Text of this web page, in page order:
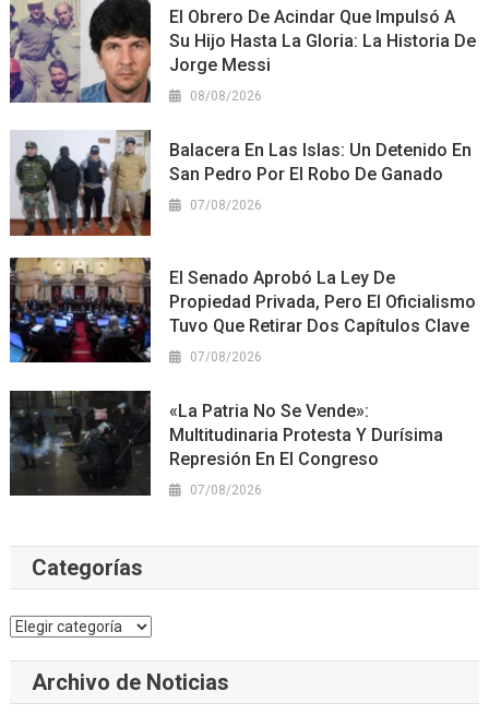
El Obrero De Acindar Que Impulsó A
Su Hijo Hasta La Gloria: La Historia De
Jorge Messi
08/08/2026
Balacera En Las Islas: Un Detenido En
San Pedro Por El Robo De Ganado
07/08/2026
El Senado Aprobó La Ley De
Propiedad Privada, Pero El Oficialismo
Tuvo Que Retirar Dos Capítulos Clave
07/08/2026
«La Patria No Se Vende»:
Multitudinaria Protesta Y Durísima
Represión En El Congreso
07/08/2026
Categorías
Categorías
Archivo de Noticias